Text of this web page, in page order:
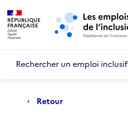
Aller au menu principal
Rechercher un emploi inclusif
Retour